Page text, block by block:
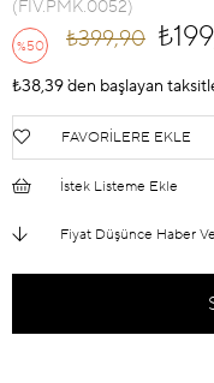
(FIV.PMK.0052)
%50
İndirim
₺399,90
₺38,39`den başlayan
FAVORILERE EKLE
İstek Listeme Ekle
Fiyat Düşünce Haber